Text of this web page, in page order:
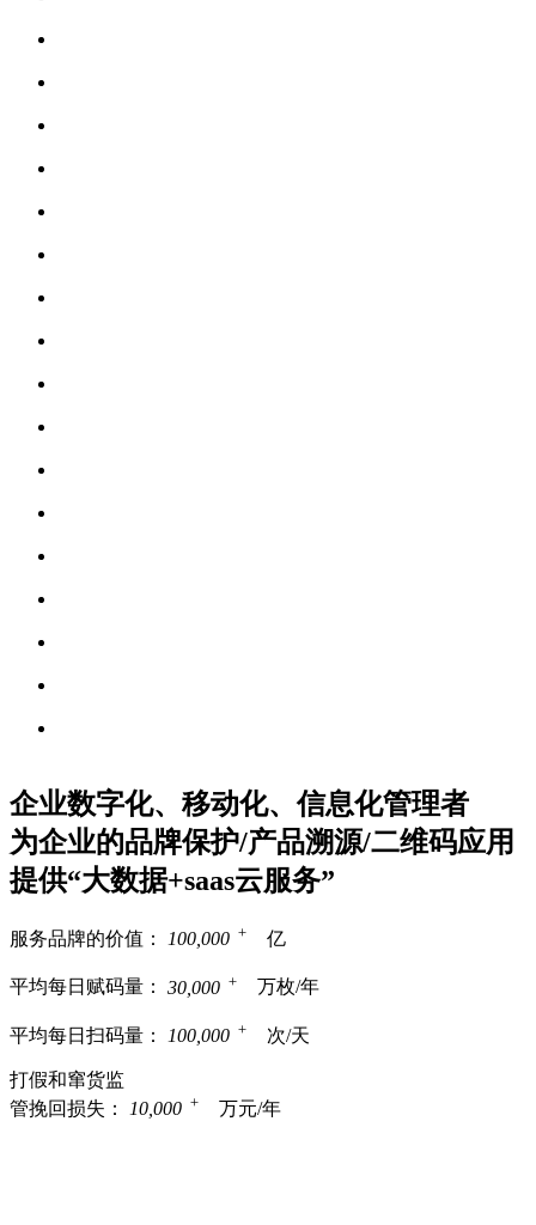
企业数字化、移动化、信息化管理者
为企业的品牌保护/产品溯源/二维码应用
提供“大数据+saas云服务”
服务品牌的价值： 100,000 + 亿
平均每日赋码量： 30,000 + 万枚/年
平均每日扫码量： 100,000 + 次/天
打假和窜货监
管挽回损失：
10,000 + 万元/年